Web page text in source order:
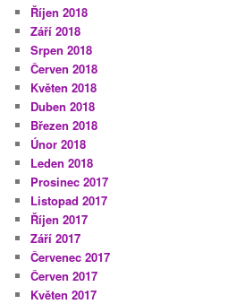
Říjen 2018
Září 2018
Srpen 2018
Červen 2018
Květen 2018
Duben 2018
Březen 2018
Únor 2018
Leden 2018
Prosinec 2017
Listopad 2017
Říjen 2017
Září 2017
Červenec 2017
Červen 2017
Květen 2017